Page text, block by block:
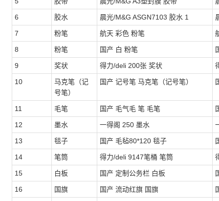
6 胶水 晨光/M&G ASGN7103 胶水 1
7 粉笔 航天 彩色 粉笔
8 粉笔 国产 白 粉笔
9 奖状 得力/deli 200张 奖状
10
马克笔（记
号笔）
国产 记号笔 马克笔（记号笔）
11 毛笔 国产 毛气毛 笔 毛笔
12 墨水 一得阁 250 墨水
13 毯子 国产 毛毡80*120 毯子
14 笔筒 得力/deli 9147笔桶 笔筒
15 白板 国产 定制公务栏 白板
16 国旗 国产 流动红旗 国旗